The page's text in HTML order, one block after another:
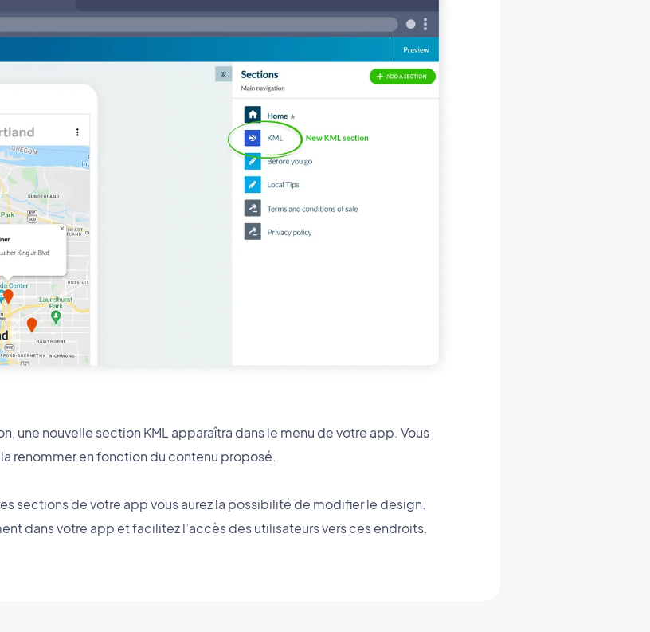
une nouvelle section KML apparaîtra dans le menu de votre app. Vous
renommer en fonction du contenu proposé.
sections de votre app vous aurez la possibilité de modifier le design.
dans votre app et facilitez l’accès des utilisateurs vers ces endroits.